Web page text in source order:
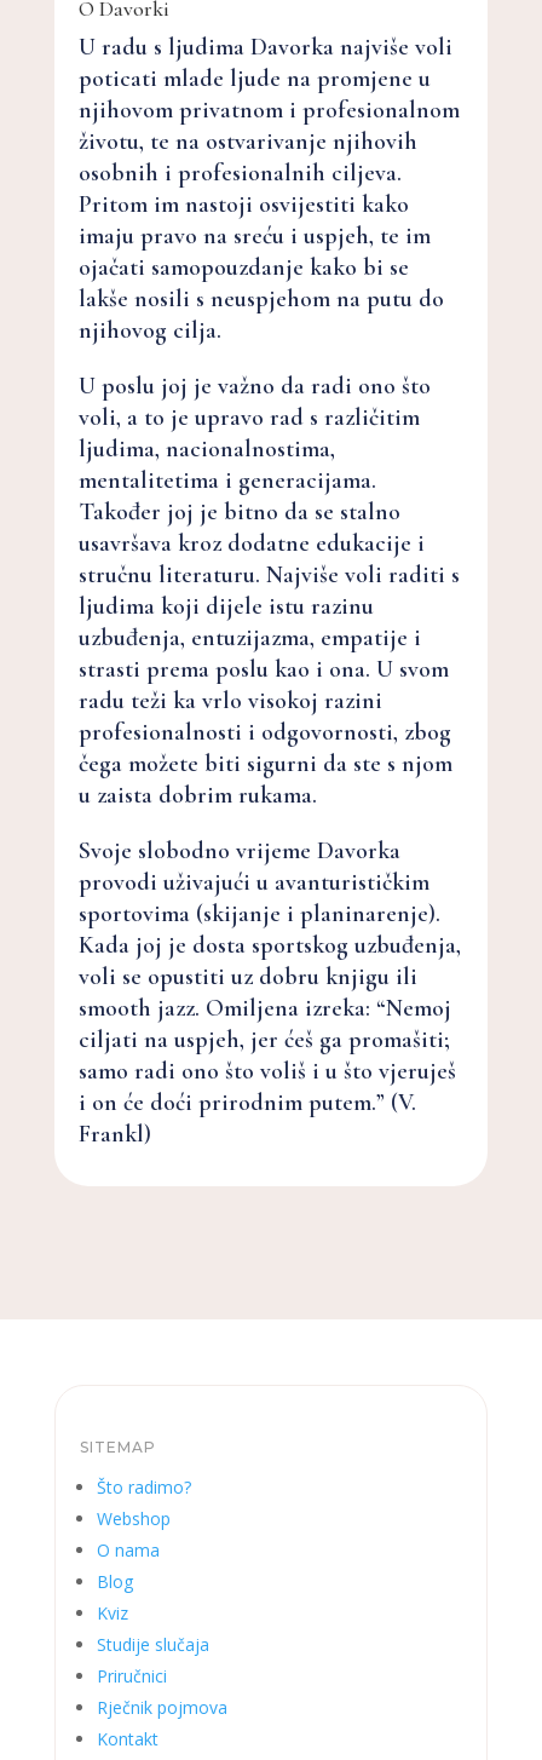
O Davorki
U radu s ljudima Davorka najviše voli
poticati mlade ljude na promjene u
njihovom privatnom i profesionalnom
životu, te na ostvarivanje njihovih
osobnih i profesionalnih ciljeva.
Pritom im nastoji osvijestiti kako
imaju pravo na sreću i uspjeh, te im
ojačati samopouzdanje kako bi se
lakše nosili s neuspjehom na putu do
njihovog cilja.
U poslu joj je važno da radi ono što
voli, a to je upravo rad s različitim
ljudima, nacionalnostima,
mentalitetima i generacijama.
Također joj je bitno da se stalno
usavršava kroz dodatne edukacije i
stručnu literaturu. Najviše voli raditi s
ljudima koji dijele istu razinu
uzbuđenja, entuzijazma, empatije i
strasti prema poslu kao i ona. U svom
radu teži ka vrlo visokoj razini
profesionalnosti i odgovornosti, zbog
čega možete biti sigurni da ste s njom
u zaista dobrim rukama.
Svoje slobodno vrijeme Davorka
provodi uživajući u avanturističkim
sportovima (skijanje i planinarenje).
Kada joj je dosta sportskog uzbuđenja,
voli se opustiti uz dobru knjigu ili
smooth jazz. Omiljena izreka: “Nemoj
ciljati na uspjeh, jer ćeš ga promašiti;
samo radi ono što voliš i u što vjeruješ
i on će doći prirodnim putem.” (V.
Frankl)
SITEMAP
Što radimo?
Webshop
O nama
Blog
Kviz
Studije slučaja
Priručnici
Rječnik pojmova
Kontakt